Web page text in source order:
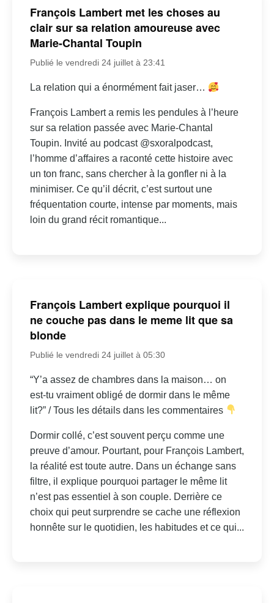
François Lambert met les choses au
clair sur sa relation amoureuse avec
Marie-Chantal Toupin
Publié le vendredi 24 juillet à 23:41
La relation qui a énormément fait jaser…
François Lambert a remis les pendules à l’heure
sur sa relation passée avec Marie-Chantal
Toupin. Invité au podcast @sxoralpodcast,
l’homme d’affaires a raconté cette histoire avec
un ton franc, sans chercher à la gonfler ni à la
minimiser. Ce qu’il décrit, c’est surtout une
fréquentation courte, intense par moments, mais
loin du grand récit romantique...
François Lambert explique pourquoi il
ne couche pas dans le meme lit que sa
blonde
Publié le vendredi 24 juillet à 05:30
“Y’a assez de chambres dans la maison… on
est-tu vraiment obligé de dormir dans le même
lit?” / Tous les détails dans les commentaires
Dormir collé, c’est souvent perçu comme une
preuve d’amour. Pourtant, pour François Lambert,
la réalité est toute autre. Dans un échange sans
filtre, il explique pourquoi partager le même lit
n’est pas essentiel à son couple. Derrière ce
choix qui peut surprendre se cache une réflexion
honnête sur le quotidien, les habitudes et ce qui...